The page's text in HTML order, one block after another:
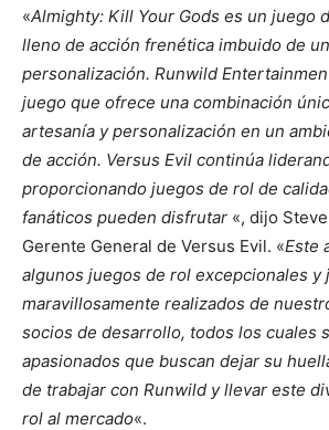
«Almighty: Kill Your Gods es un juego
lleno de acción frenética imbuido de
personalización. Runwild
juego que ofrece una combinación
artesanía y personalización en un
de acción. Versus Evil continúa
proporcionando juegos de rol de
fanáticos pueden disfrutar «, dijo
Gerente General de Versus Evil. «Este
algunos juegos de rol excepcionales y
maravillosamente realizados de
socios de desarrollo, todos los cuales
apasionados que buscan dejar su
de trabajar con Runwild y llevar este
rol al mercado«.